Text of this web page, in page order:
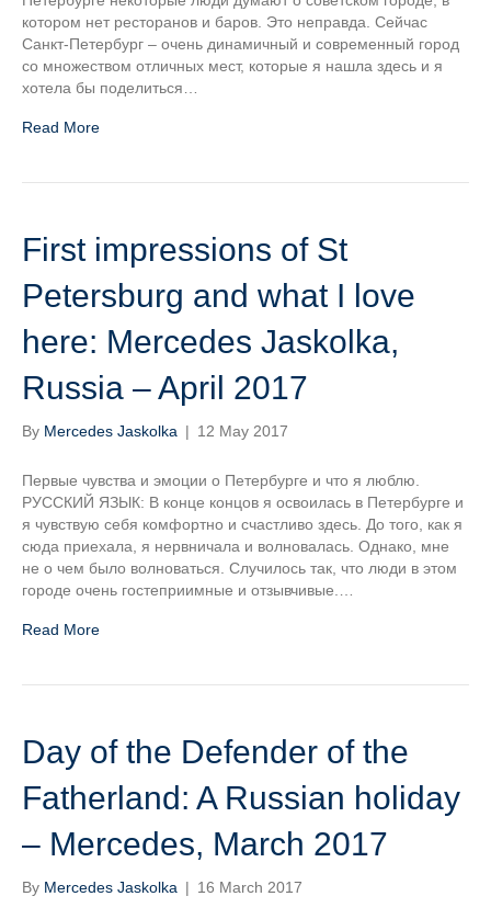
котором нет ресторанов и баров. Это неправда. Сейчас
Санкт-Петербург – очень динамичный и современный город
со множеством отличных мест, которые я нашла здесь и я
хотела бы поделиться…
Read More
First impressions of St
Petersburg and what I love
here: Mercedes Jaskolka,
Russia – April 2017
By Mercedes Jaskolka | 12 May 2017
Первые чувства и эмоции о Петербурге и что я люблю.
РУССКИЙ ЯЗЫК: В конце концов я освоилась в Петербурге и
я чувствую себя комфортно и счастливо здесь. До того, как я
сюда приехала, я нервничала и волновалась. Однако, мне
не о чем было волноваться. Случилось так, что люди в этом
городе очень гостеприимные и отзывчивые.…
Read More
Day of the Defender of the
Fatherland: A Russian holiday
– Mercedes, March 2017
By Mercedes Jaskolka | 16 March 2017